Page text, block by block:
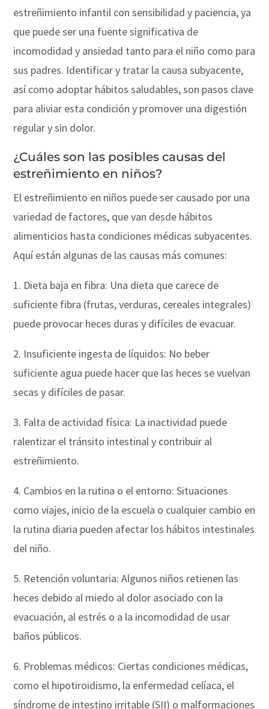
estreñimiento infantil con sensibilidad y paciencia, ya
que puede ser una fuente significativa de
incomodidad y ansiedad tanto para el niño como para
sus padres. Identificar y tratar la causa subyacente,
así como adoptar hábitos saludables, son pasos clave
para aliviar esta condición y promover una digestión
regular y sin dolor.
¿Cuáles son las posibles causas del
estreñimiento en niños?
El estreñimiento en niños puede ser causado por una
variedad de factores, que van desde hábitos
alimenticios hasta condiciones médicas subyacentes.
Aquí están algunas de las causas más comunes:
1. Dieta baja en fibra: Una dieta que carece de
suficiente fibra (frutas, verduras, cereales integrales)
puede provocar heces duras y difíciles de evacuar.
2. Insuficiente ingesta de líquidos: No beber
suficiente agua puede hacer que las heces se vuelvan
secas y difíciles de pasar.
3. Falta de actividad física: La inactividad puede
ralentizar el tránsito intestinal y contribuir al
estreñimiento.
4. Cambios en la rutina o el entorno: Situaciones
como viajes, inicio de la escuela o cualquier cambio en
la rutina diaria pueden afectar los hábitos intestinales
del niño.
5. Retención voluntaria: Algunos niños retienen las
heces debido al miedo al dolor asociado con la
evacuación, al estrés o a la incomodidad de usar
baños públicos.
6. Problemas médicos: Ciertas condiciones médicas,
como el hipotiroidismo, la enfermedad celíaca, el
síndrome de intestino irritable (SII) o malformaciones